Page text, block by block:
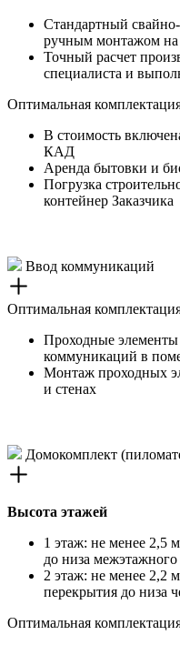
Стандартный
ручным монтажом на
Точный расчет
специалиста и
Оптимальная
В стоимость
КАД
Аренда бытовки и
Погрузка
контейнер Заказчика
Ввод коммуникаций
Оптимальная
Проходные элементы
коммуникаций в
Монтаж проходных
и стенах
Домокомплект
Высота этажей
1 этаж: не менее 2,5
до низа
2 этаж: не менее 2,2
перекрытия до низа
Оптимальная